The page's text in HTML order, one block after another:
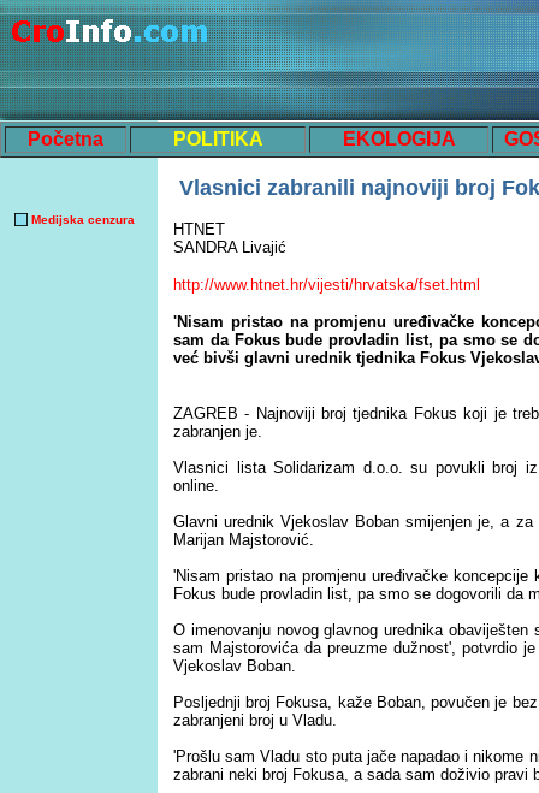
Početna POLITIKA EKOLOGIJA
Medijska cenzura
Vlasnici zabranili najnoviji broj
HTNET
SANDRA Livajić
http://www.htnet.hr/vijesti/hrvatska/fset.html
'Nisam pristao na promjenu uređivačke
sam da Fokus bude provladin list, pa smo se
već bivši glavni urednik tjednika Fokus
ZAGREB - Najnoviji broj tjednika Fokus koji je
zabranjen je.
Vlasnici lista Solidarizam d.o.o. su povukli broj
online.
Glavni urednik Vjekoslav Boban smijenjen je, a
Marijan Majstorović.
'Nisam pristao na promjenu uređivačke
Fokus bude provladin list, pa smo se dogovorili da
O imenovanju novog glavnog urednika
sam Majstorovića da preuzme dužnost', potvrdio
Vjekoslav Boban.
Posljednji broj Fokusa, kaže Boban, povučen je
zabranjeni broj u Vladu.
'Prošlu sam Vladu sto puta jače napadao i nikome
zabrani neki broj Fokusa, a sada sam doživio pravi